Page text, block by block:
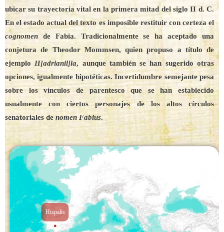
ubicar su trayectoria vital en la primera mitad del siglo II d. C.
En el estado actual del texto es imposible restituir con certeza el
cognomen de Fabia. Tradicionalmente se ha aceptado una
conjetura de Theodor Mommsen, quien propuso a título de
ejemplo H[adrianil]la, aunque también se han sugerido otras
opciones, igualmente hipotéticas. Incertidumbre semejante pesa
sobre los vínculos de parentesco que se han establecido
usualmente con ciertos personajes de los altos círculos
senatoriales de nomen Fabius.
Hispalis